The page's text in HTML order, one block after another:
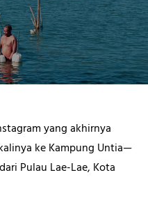
yang akhirnya
ke Kampung Untia—
Pulau Lae-Lae, Kota